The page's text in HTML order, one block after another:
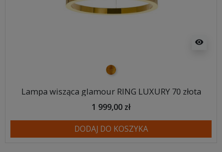
visibility
złoty
Lampa wisząca glamour RING LUXURY 70 złota
1 999,00 zł
DODAJ DO KOSZYKA